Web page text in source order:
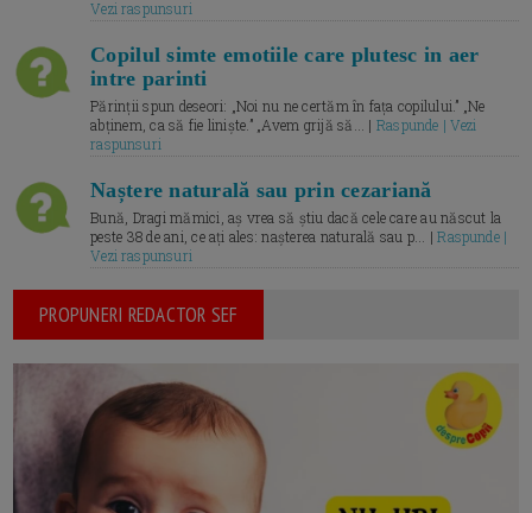
Vezi raspunsuri
Copilul simte emotiile care plutesc in aer
intre parinti
Părinții spun deseori: „Noi nu ne certăm în fața copilului.” „Ne
abținem, ca să fie liniște.” „Avem grijă să... | Raspunde | Vezi
raspunsuri
Naștere naturală sau prin cezariană
Bună, Dragi mămici, aș vrea să știu dacă cele care au născut la
peste 38 de ani, ce ați ales: nașterea naturală sau p... |Raspunde |
Vezi raspunsuri
PROPUNERI REDACTOR SEF